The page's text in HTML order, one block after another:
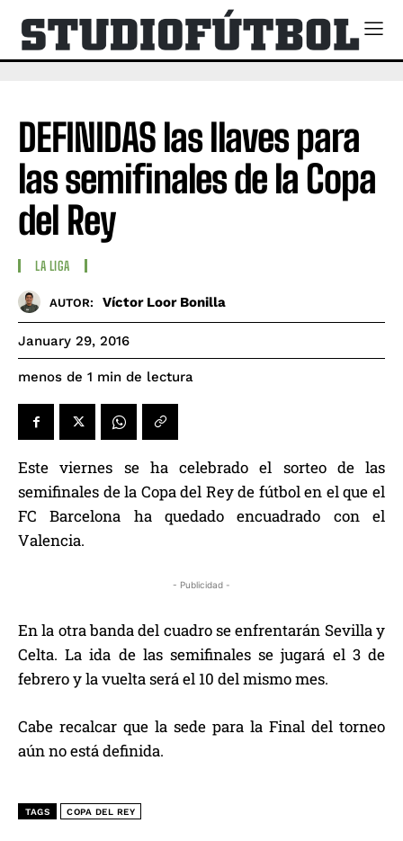
DEFINIDAS las llaves para
las semifinales de la Copa
del Rey
LA LIGA
AUTOR: Víctor Loor Bonilla
January 29, 2016
menos de 1 min de lectura
Este viernes se ha celebrado el sorteo de las
semifinales de la Copa del Rey de fútbol en el que el
FC Barcelona ha quedado encuadrado con el
Valencia.
- Publicidad -
En la otra banda del cuadro se enfrentarán Sevilla y
Celta. La ida de las semifinales se jugará el 3 de
febrero y la vuelta será el 10 del mismo mes.
Cabe recalcar que la sede para la Final del torneo
aún no está definida.
TAGS COPA DEL REY